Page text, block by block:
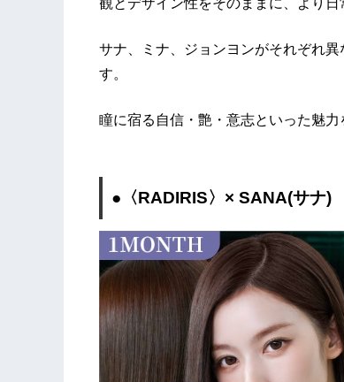
観とデザイン性をそのままに、より
サナ、ミナ、ジョンヨンがそれぞれ異
す。
瞳に宿る自信・艶・意志といった魅
●〈RADIRIS〉× SANA(サナ)